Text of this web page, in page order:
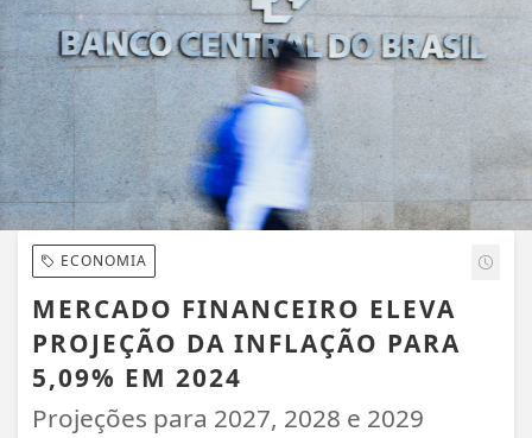
ECONOMIA
MERCADO FINANCEIRO ELEVA
PROJEÇÃO DA INFLAÇÃO PARA
5,09% EM 2024
Projeções para 2027, 2028 e 2029